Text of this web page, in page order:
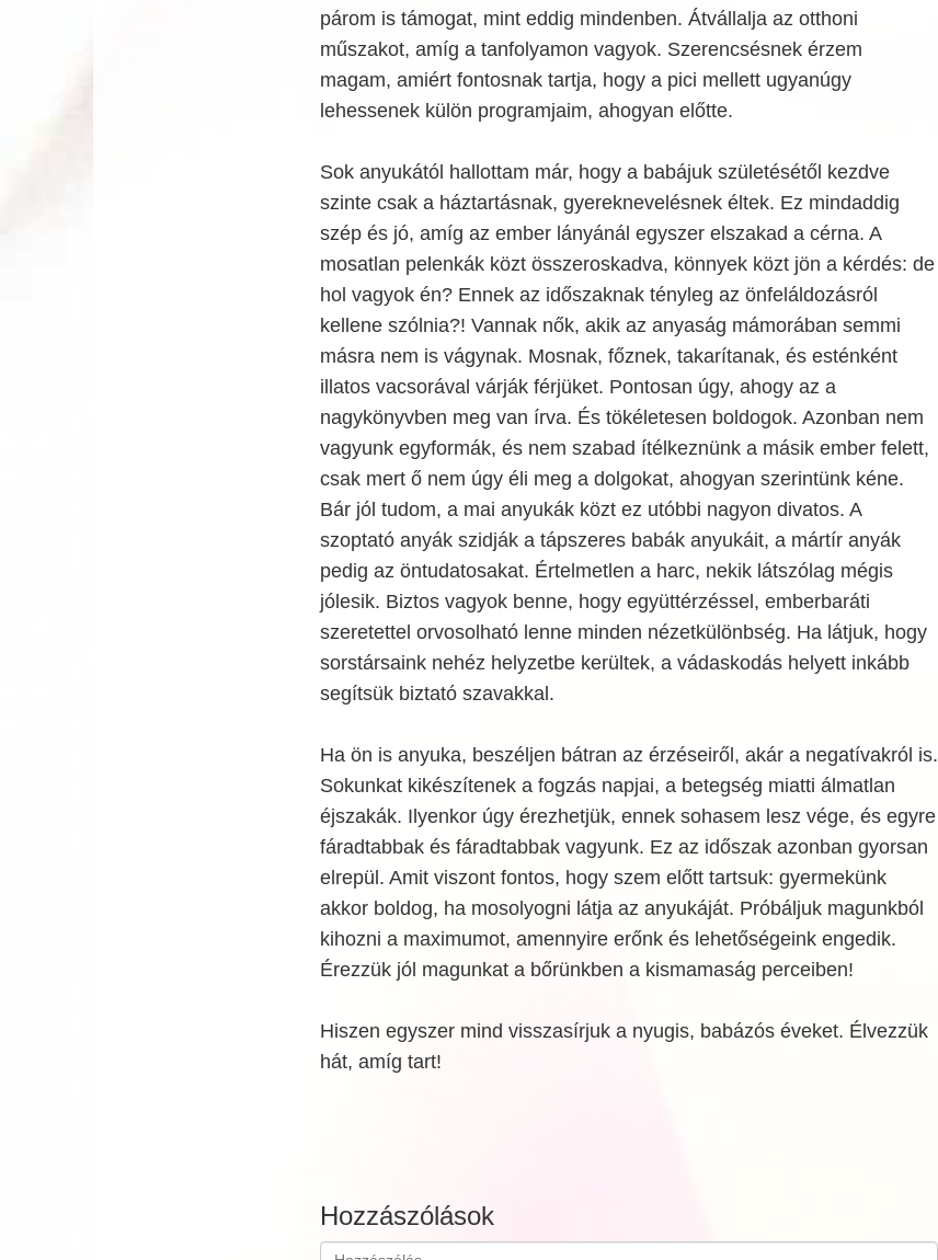
párom is támogat, mint eddig mindenben. Átvállalja az otthoni
műszakot, amíg a tanfolyamon vagyok. Szerencsésnek érzem
magam, amiért fontosnak tartja, hogy a pici mellett ugyanúgy
lehessenek külön programjaim, ahogyan előtte.
Sok anyukától hallottam már, hogy a babájuk születésétől kezdve
szinte csak a háztartásnak, gyereknevelésnek éltek. Ez mindaddig
szép és jó, amíg az ember lányánál egyszer elszakad a cérna. A
mosatlan pelenkák közt összeroskadva, könnyek közt jön a kérdés: de
hol vagyok én? Ennek az időszaknak tényleg az önfeláldozásról
kellene szólnia?! Vannak nők, akik az anyaság mámorában semmi
másra nem is vágynak. Mosnak, főznek, takarítanak, és esténként
illatos vacsorával várják férjüket. Pontosan úgy, ahogy az a
nagykönyvben meg van írva. És tökéletesen boldogok. Azonban nem
vagyunk egyformák, és nem szabad ítélkeznünk a másik ember felett,
csak mert ő nem úgy éli meg a dolgokat, ahogyan szerintünk kéne.
Bár jól tudom, a mai anyukák közt ez utóbbi nagyon divatos. A
szoptató anyák szidják a tápszeres babák anyukáit, a mártír anyák
pedig az öntudatosakat. Értelmetlen a harc, nekik látszólag mégis
jólesik. Biztos vagyok benne, hogy együttérzéssel, emberbaráti
szeretettel orvosolható lenne minden nézetkülönbség. Ha látjuk, hogy
sorstársaink nehéz helyzetbe kerültek, a vádaskodás helyett inkább
segítsük biztató szavakkal.
Ha ön is anyuka, beszéljen bátran az érzéseiről, akár a negatívakról is.
Sokunkat kikészítenek a fogzás napjai, a betegség miatti álmatlan
éjszakák. Ilyenkor úgy érezhetjük, ennek sohasem lesz vége, és egyre
fáradtabbak és fáradtabbak vagyunk. Ez az időszak azonban gyorsan
elrepül. Amit viszont fontos, hogy szem előtt tartsuk: gyermekünk
akkor boldog, ha mosolyogni látja az anyukáját. Próbáljuk magunkból
kihozni a maximumot, amennyire erőnk és lehetőségeink engedik.
Érezzük jól magunkat a bőrünkben a kismamaság perceiben!
Hiszen egyszer mind visszasírjuk a nyugis, babázós éveket. Élvezzük
hát, amíg tart!
Hozzászólások